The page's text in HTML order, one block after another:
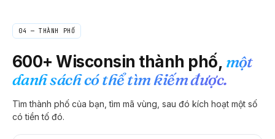
04 — THÀNH PHỐ
600+ Wisconsin thành phố, một
danh sách có thể tìm kiếm được.
Tìm thành phố của bạn, tìm mã vùng, sau đó kích hoạt một số
có tiền tố đó.